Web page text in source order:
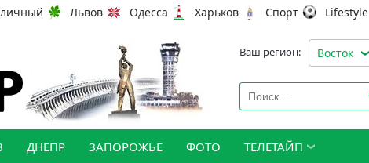
Львов Одесса Харьков Спорт Lifestyle
Ваш регион: Восток
ДНЕПР ЗАПОРОЖЬЕ ФОТО ТЕЛЕТАЙП